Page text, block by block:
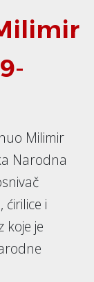
Milimir
Narodna
i
koje je